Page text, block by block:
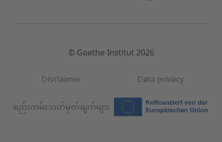
© Goethe-Institut 2026
Disclaimer Data privacy
စည်းကမ်းသတ်မှတ်ချက်များ